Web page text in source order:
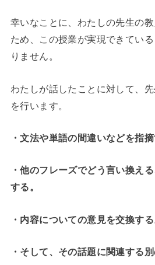
幸いなことに、わたしの先生の
ため、この授業が実現できてい
りません。
わたしが話したことに対して、
を行います。
・文法や単語の間違いなどを指摘
・他のフレーズでどう言い換え
する。
・内容についての意見を交換する
・そして、その話題に関連する